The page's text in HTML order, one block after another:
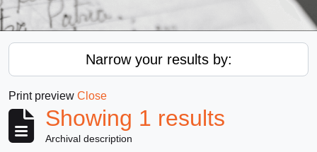
Narrow your results by:
Print preview Close
Showing 1 results
Archival description